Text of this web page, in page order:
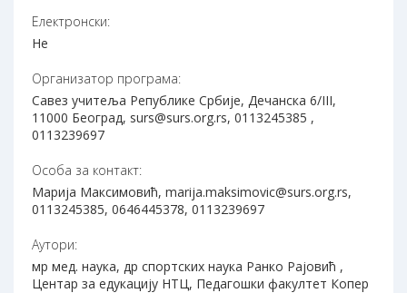
Електронски:
Не
Организатор програма:
Савез учитеља Републике Србије, Дечанска 6/III,
11000 Београд, surs@surs.org.rs, 0113245385 ,
0113239697
Особа за контакт:
Марија Максимовић, marija.maksimovic@surs.org.rs,
0113245385, 0646445378, 0113239697
Аутори:
мр мед. наука, др спортских наука Ранко Рајовић ,
Центар за едукацију НТЦ, Педагошки факултет Копер